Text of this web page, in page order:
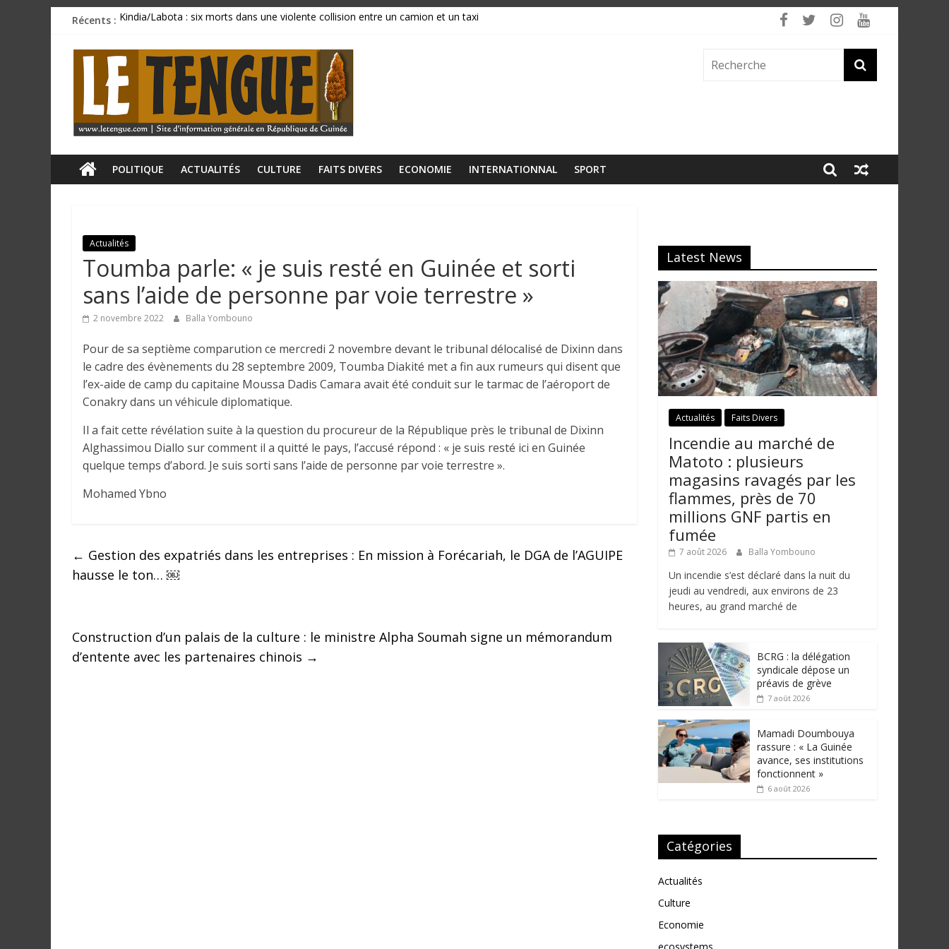
Passer
contenu
Récents : Kindia/Labota : six morts dans une violente collision entre un camion et un taxi
BCRG : la délégation syndicale dépose un préavis de grève
Mamadi Doumbouya rassure : « La Guinée avance, ses institutions fonctionnent »
CU SANOYAH : le corps d’un ressortissant libérien découvert à quelques mètres de la grande mosquée
L
e
T
e
g
u
e
s
G
r
a
POLITIQUE ACTUALITÉS CULTURE FAITS DIVERS ECONOMIE INTERNATIONNAL SPORT
Actualités
Toumba parle: « je suis resté en Guinée et sorti
sans l’aide de personne par voie terrestre »
2 novembre 2022 Balla Yombouno
Pour de sa septième comparution ce mercredi 2 novembre devant le tribunal délocalisé de Dixinn dans
le cadre des évènements du 28 septembre 2009, Toumba Diakité met a fin aux rumeurs qui disent que
l’ex-aide de camp du capitaine Moussa Dadis Camara avait été conduit sur le tarmac de l’aéroport de
Conakry dans un véhicule diplomatique.
Il a fait cette révélation suite à la question du procureur de la République près le tribunal de Dixinn
Alghassimou Diallo sur comment il a quitté le pays, l’accusé répond : « je suis resté ici en Guinée
quelque temps d’abord. Je suis sorti sans l’aide de personne par voie terrestre ».
Mohamed Ybno
← Gestion des expatriés dans les entreprises : En mission à Forécariah, le DGA de l’AGUIPE
hausse le ton… ￼
Construction d’un palais de la culture : le ministre Alpha Soumah signe un mémorandum
d’entente avec les partenaires chinois →
Latest News
Actualités Faits Divers
Incendie au marché de
Matoto : plusieurs
magasins ravagés par les
flammes, près de 70
millions GNF partis en
fumée
7 août 2026 Balla Yombouno
Un incendie s’est déclaré dans la nuit du
jeudi au vendredi, aux environs de 23
heures, au grand marché de
BCRG : la délégation
syndicale dépose un
préavis de grève
7 août 2026
Mamadi Doumbouya
rassure : « La Guinée
avance, ses institutions
fonctionnent »
6 août 2026
Catégories
Actualités
Culture
Economie